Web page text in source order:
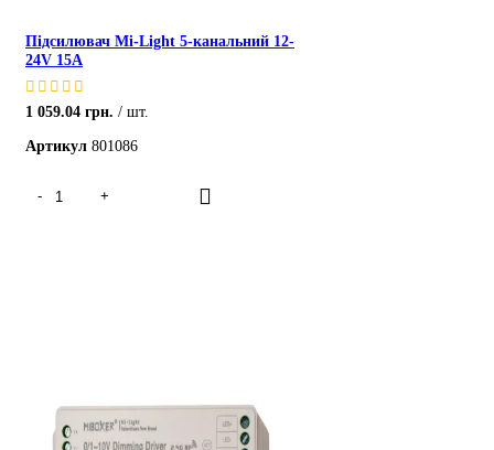
Підсилювач Mi-Light 5-канальний 12-
24V 15A
1 059.04 грн.
шт.
Артикул 801086